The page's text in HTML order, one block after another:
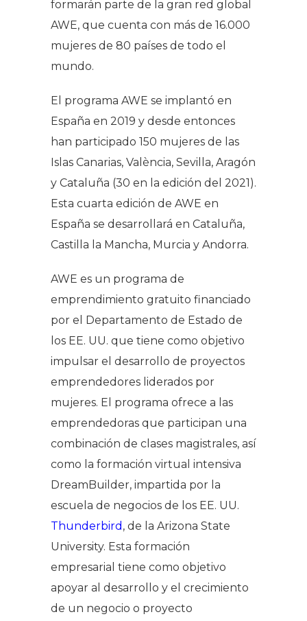
formarán parte de la gran red global
AWE, que cuenta con más de 16.000
mujeres de 80 países de todo el
mundo.
El programa AWE se implantó en
España en 2019 y desde entonces
han participado 150 mujeres de las
Islas Canarias, València, Sevilla, Aragón
y Cataluña (30 en la edición del 2021).
Esta cuarta edición de AWE en
España se desarrollará en Cataluña,
Castilla la Mancha, Murcia y Andorra.
AWE es un programa de
emprendimiento gratuito financiado
por el Departamento de Estado de
los EE. UU. que tiene como objetivo
impulsar el desarrollo de proyectos
emprendedores liderados por
mujeres. El programa ofrece a las
emprendedoras que participan una
combinación de clases magistrales, así
como la formación virtual intensiva
DreamBuilder, impartida por la
escuela de negocios de los EE. UU.
Thunderbird , de la Arizona State
University. Esta formación
empresarial tiene como objetivo
apoyar al desarrollo y el crecimiento
de un negocio o proyecto